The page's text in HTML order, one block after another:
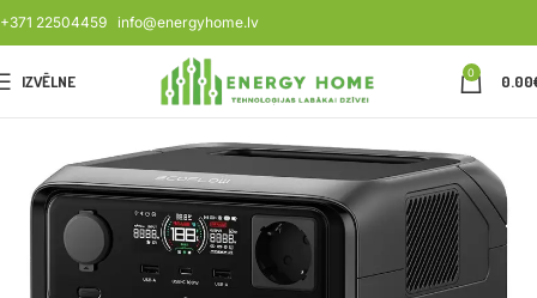
+371 22504459 info@energyhome.lv
IZVĒLNE 0 0.00